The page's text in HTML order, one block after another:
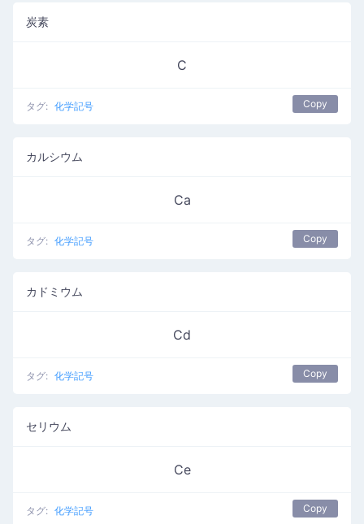
炭素
C
タグ: 化学記号 Copy
カルシウム
Ca
タグ: 化学記号 Copy
カドミウム
Cd
タグ: 化学記号 Copy
セリウム
Ce
タグ: 化学記号 Copy